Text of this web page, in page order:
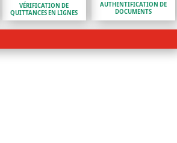
VÉRIFICATION DE
QUITTANCES EN LIGNES
AUTHENTIFICATION DE
DOCUMENTS